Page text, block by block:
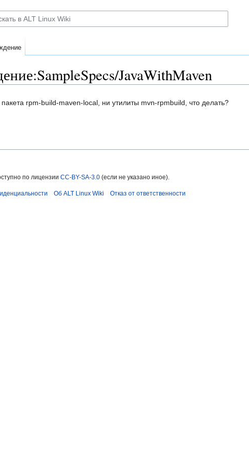
JavaWithMaven
rpm-build-maven-local, ни утилиты mvn-rpmbuild, что делать?
по лицензии CC-BY-SA-3.0 (если не указано иное).
Об ALT Linux Wiki Отказ от ответственности